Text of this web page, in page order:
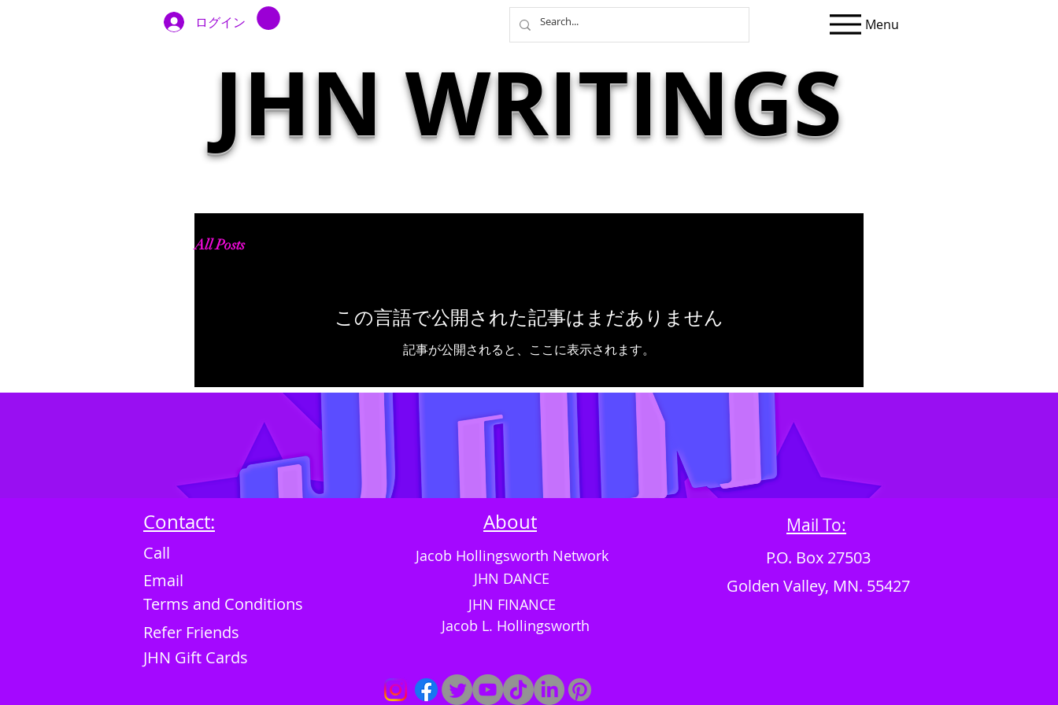
ログイン Menu
JHN WRITINGS
All Posts
この言語で公開された記事はまだありません
記事が公開されると、ここに表示されます。
Contact:
Call
Email
Terms and Conditions
Refer Friends
About
Jacob Hollingsworth Network
JHN DANCE
JHN FINANCE
Jacob L. Hollingsworth
Mail To:
P.O. Box 27503
Golden Valley, MN. 55427
JHN Gift Cards